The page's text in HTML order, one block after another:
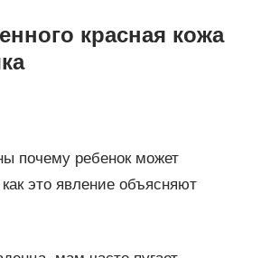
красная кожа
почему ребенок может
это явление объясняют